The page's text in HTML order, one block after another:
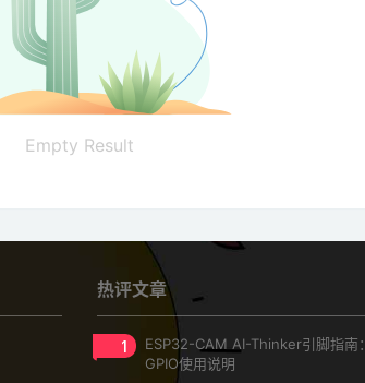
Empty Result
热评文章
1
ESP32-CAM AI-Thinker引脚指南：
GPIO使用说明